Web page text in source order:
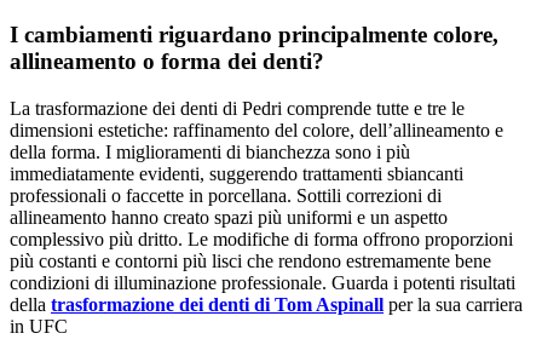
I cambiamenti riguardano principalmente colore,
allineamento o forma dei denti?
La trasformazione dei denti di Pedri comprende tutte e tre le
dimensioni estetiche: raffinamento del colore, dell’allineamento e
della forma. I miglioramenti di bianchezza sono i più
immediatamente evidenti, suggerendo trattamenti sbiancanti
professionali o faccette in porcellana. Sottili correzioni di
allineamento hanno creato spazi più uniformi e un aspetto
complessivo più dritto. Le modifiche di forma offrono proporzioni
più costanti e contorni più lisci che rendono estremamente bene
condizioni di illuminazione professionale. Guarda i potenti risultati
della trasformazione dei denti di Tom Aspinall per la sua carriera
in UFC